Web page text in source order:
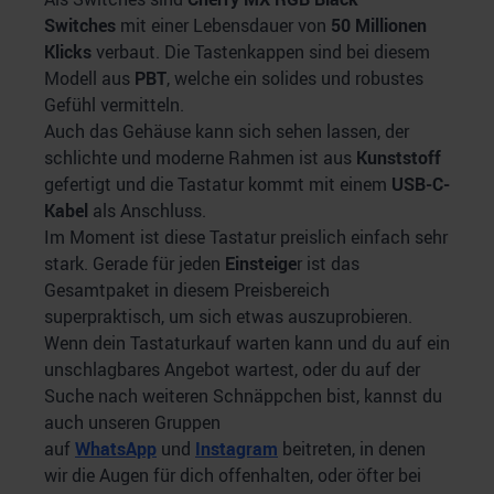
Switches mit einer Lebensdauer von 50 Millionen
Klicksverbaut. Die Tastenkappen sind bei diesem
Modell aus PBT, welche ein solides und robustes
Gefühl vermitteln.
Auch das Gehäuse kann sich sehen lassen, der
schlichte und moderne Rahmen ist aus Kunststoff
gefertigt und die Tastatur kommt mit einem USB-C-
Kabel als Anschluss.
Im Moment ist diese Tastatur preislich einfach sehr
stark. Gerade für jeden Einsteiger ist das
Gesamtpaket in diesem Preisbereich
superpraktisch, um sich etwas auszuprobieren.
Wenn dein Tastaturkauf warten kann und du auf ein
unschlagbares Angebot wartest, oder du auf der
Suche nach weiteren Schnäppchen bist, kannst du
auch unseren Gruppen
auf WhatsApp und Instagram beitreten, in denen
wir die Augen für dich offenhalten, oder öfter bei